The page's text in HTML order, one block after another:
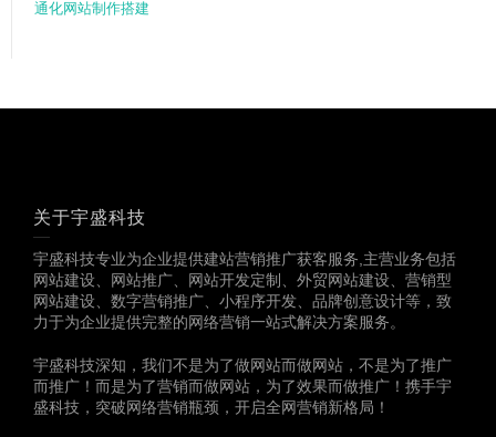
通化网站制作搭建
关于宇盛科技
宇盛科技专业为企业提供建站营销推广获客服务,主营业务包括
网站建设、网站推广、网站开发定制、外贸网站建设、营销型
网站建设、数字营销推广、小程序开发、品牌创意设计等，致
力于为企业提供完整的网络营销一站式解决方案服务。
宇盛科技深知，我们不是为了做网站而做网站，不是为了推广
而推广！而是为了营销而做网站，为了效果而做推广！携手宇
盛科技，突破网络营销瓶颈，开启全网营销新格局！